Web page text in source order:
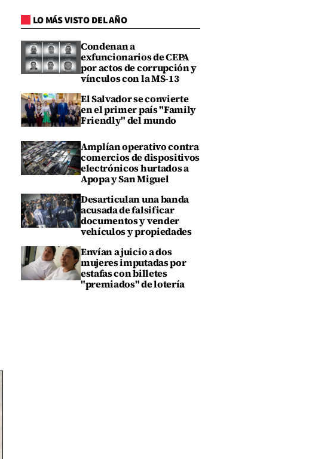
LO MÁS VISTO DEL AÑO
Condenan a
exfuncionarios de CEPA
por actos de corrupción y
vínculos con la MS-13
El Salvador se convierte
en el primer país "Family
Friendly" del mundo
Amplían operativo contra
comercios de dispositivos
electrónicos hurtados a
Apopa y San Miguel
Desarticulan una banda
acusada de falsificar
documentos y vender
vehículos y propiedades
Envían a juicio a dos
mujeres imputadas por
estafas con billetes
"premiados" de lotería